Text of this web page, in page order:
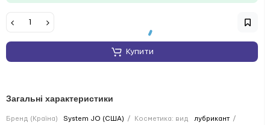
Купити
Загальні характеристики
Бренд (Країна) System JO (США) Косметика: вид
лубрикант